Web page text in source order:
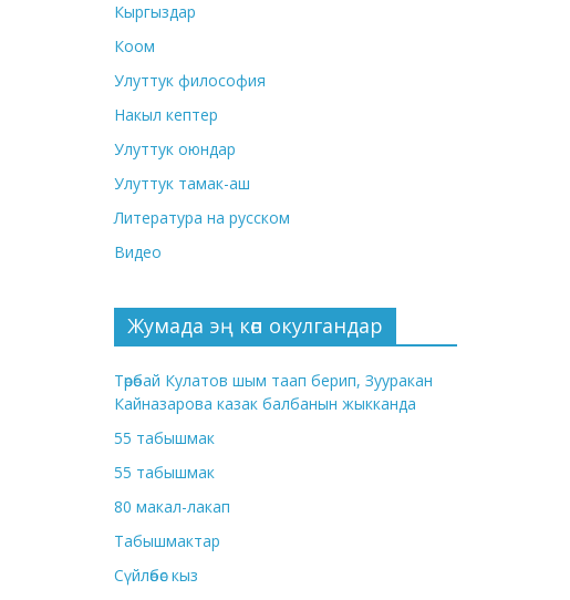
Кыргыздар
Коом
Улуттук философия
Накыл кептер
Улуттук оюндар
Улуттук тамак-аш
Литература на русском
Видео
Жумада эң көп окулгандар
Төрөбай Кулатов шым таап берип, Зууракан
Кайназарова казак балбанын жыкканда
55 табышмак
55 табышмак
80 макал-лакап
Табышмактар
Сүйлөбөс кыз